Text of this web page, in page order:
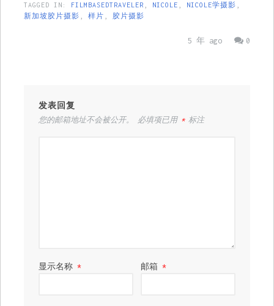
TAGGED IN: FILMBASEDTRAVELER NICOLE NICOLE学摄影
新加坡胶片摄影
样片 胶片摄影
0
5 年 ago
发表回复
您的邮箱地址不会被公开。 必填项已用 *标注
显示名称 * 邮箱*